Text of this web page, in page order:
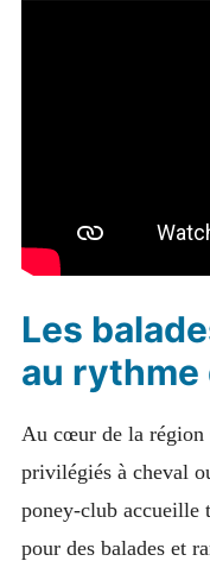
Les
au rythme
Au cœur de la région
privilégiés à cheval
poney-club accueille
pour des balades et